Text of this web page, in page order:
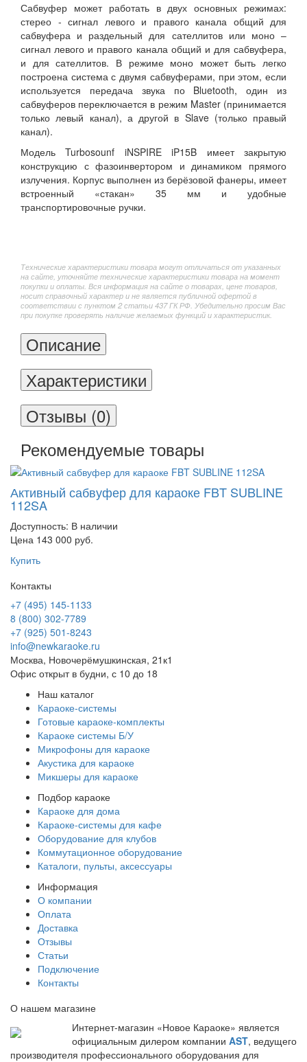
Сабвуфер может работать в двух основных режимах:
стерео - сигнал левого и правого канала общий для
сабвуфера и раздельный для сателлитов или моно –
сигнал левого и правого канала общий и для сабвуфера,
и для сателлитов. В режиме моно может быть легко
построена система с двумя сабвуферами, при этом, если
используется передача звука по Bluetooth, один из
сабвуферов переключается в режим Master (принимается
только левый канал), а другой в Slave (только правый
канал).
Модель Turbosounf iNSPIRE iP15B имеет закрытую
конструкцию с фазоинвертором и динамиком прямого
излучения. Корпус выполнен из берёзовой фанеры, имеет
встроенный «стакан» 35 мм и удобные
транспортировочные ручки.
Технические характеристики товара могут отличаться от указанных
на сайте, уточняйте технические характеристики товара на момент
покупки и оплаты. Вся информация на сайте о товарах, цене товаров,
носит справочный характер и не является публичной офертой в
соответствии с пунктом 2 статьи 437 ГК РФ. Убедительно просим Вас
при покупке проверять наличие желаемых функций и характеристик.
Описание
Характеристики
Отзывы (0)
Рекомендуемые товары
Активный сабвуфер для караоке FBT SUBLINE
112SA
Доступность: В наличии
Цена 143 000 руб.
Купить
Контакты
+7 (495) 145-1133
8 (800) 302-7789
+7 (925) 501-8243
info@newkaraoke.ru
Москва, Новочерёмушкинская, 21к1
Офис открыт в будни, с 10 до 18
Наш каталог
Караоке-системы
Готовые караоке-комплекты
Караоке системы Б/У
Микрофоны для караоке
Акустика для караоке
Микшеры для караоке
Подбор караоке
Караоке для дома
Караоке-системы для кафе
Оборудование для клубов
Коммутационное оборудование
Каталоги, пульты, аксессуары
Информация
О компании
Оплата
Доставка
Отзывы
Статьи
Подключение
Контакты
О нашем магазине
Интернет-магазин «Новое Караоке» является
официальным дилером компании AST, ведущего
производителя профессионального оборудования для